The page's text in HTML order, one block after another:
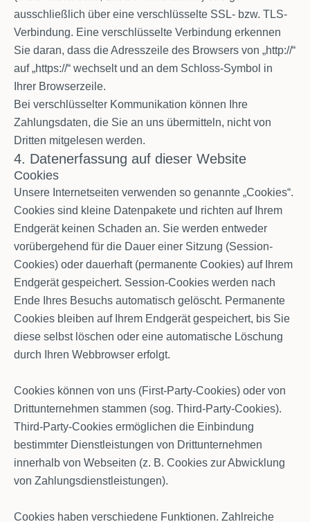
ausschließlich über eine verschlüsselte SSL- bzw. TLS-
Verbindung. Eine verschlüsselte Verbindung erkennen
Sie daran, dass die Adresszeile des Browsers von „http://“
auf „https://“ wechselt und an dem Schloss-Symbol in
Ihrer Browserzeile.
Bei verschlüsselter Kommunikation können Ihre
Zahlungsdaten, die Sie an uns übermitteln, nicht von
Dritten mitgelesen werden.
4. Datenerfassung auf dieser Website
Cookies
Unsere Internetseiten verwenden so genannte „Cookies“.
Cookies sind kleine Datenpakete und richten auf Ihrem
Endgerät keinen Schaden an. Sie werden entweder
vorübergehend für die Dauer einer Sitzung (Session-
Cookies) oder dauerhaft (permanente Cookies) auf Ihrem
Endgerät gespeichert. Session-Cookies werden nach
Ende Ihres Besuchs automatisch gelöscht. Permanente
Cookies bleiben auf Ihrem Endgerät gespeichert, bis Sie
diese selbst löschen oder eine automatische Löschung
durch Ihren Webbrowser erfolgt.
Cookies können von uns (First-Party-Cookies) oder von
Drittunternehmen stammen (sog. Third-Party-Cookies).
Third-Party-Cookies ermöglichen die Einbindung
bestimmter Dienstleistungen von Drittunternehmen
innerhalb von Webseiten (z. B. Cookies zur Abwicklung
von Zahlungsdienstleistungen).
Cookies haben verschiedene Funktionen. Zahlreiche